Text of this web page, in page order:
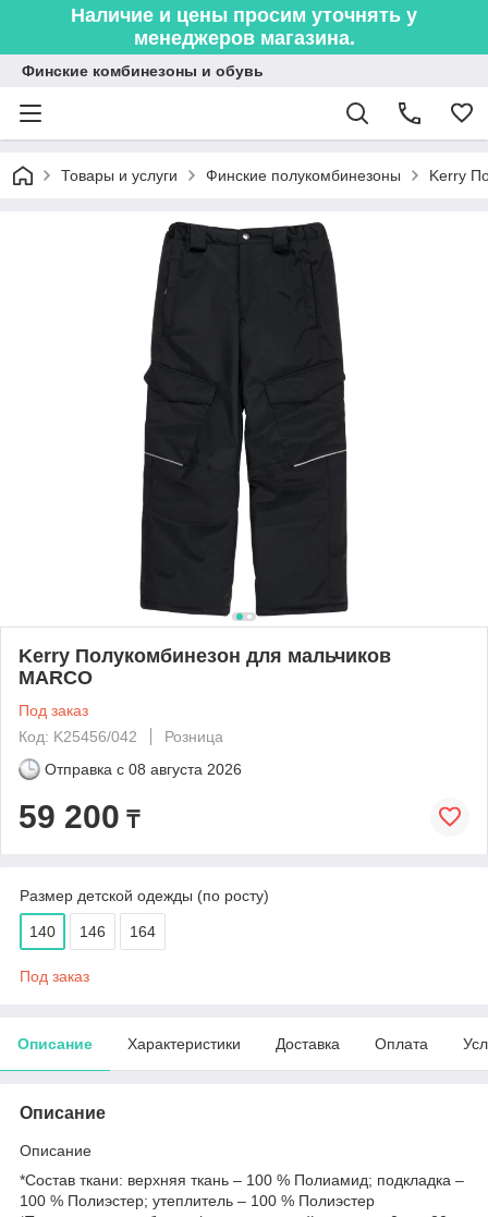
Наличие и цены просим уточнять у
менеджеров магазина.
Финские комбинезоны и обувь
Товары и услуги Финские полукомбинезоны Kerry
Kerry Полукомбинезон для мальчиков
MARCO
Под заказ
Код: K25456/042
Розница
Отправка с 08 августа 2026
59 200 ₸
Размер детской одежды (по росту)
140 146 164
Под заказ
Описание Характеристики Доставка Оплата
Описание
Описание
*Состав ткани: верхняя ткань – 100 % Полиамид; подкладка –
100 % Полиэстер; утеплитель – 100 % Полиэстер